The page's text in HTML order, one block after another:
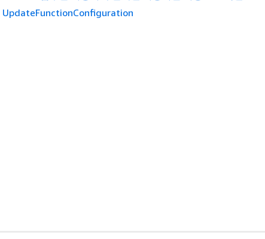
UpdateFunctionConfiguration